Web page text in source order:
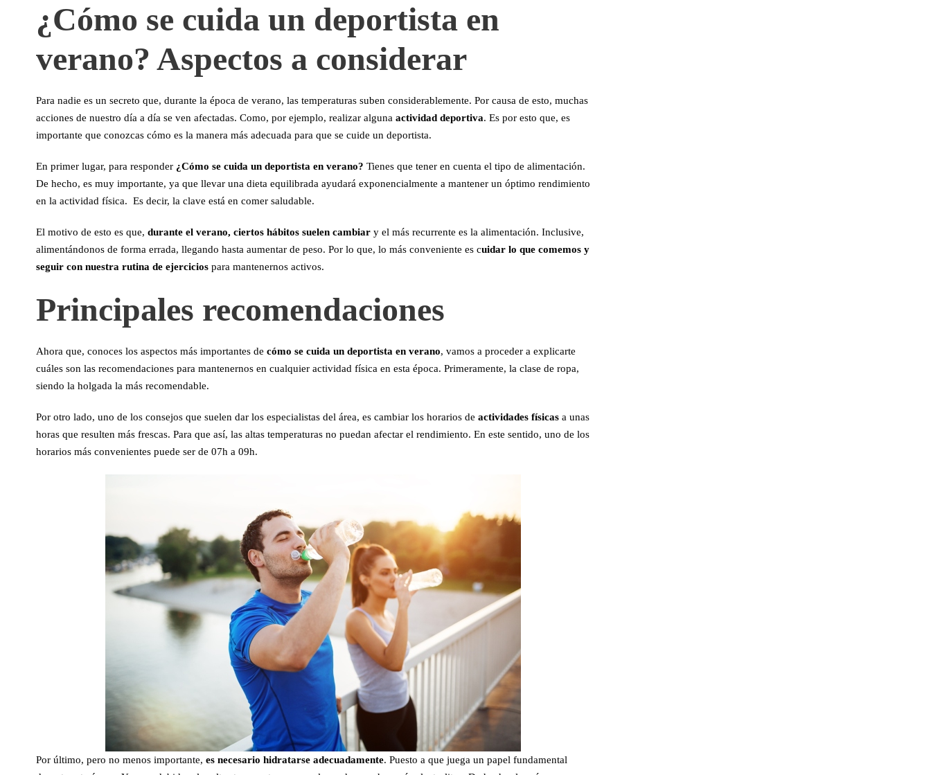
¿Cómo se cuida un deportista en
verano? Aspectos a considerar
Para nadie es un secreto que, durante la época de verano, las temperaturas suben considerablemente. Por causa de esto, muchas
acciones de nuestro día a día se ven afectadas. Como, por ejemplo, realizar alguna actividad deportiva. Es por esto que, es
importante que conozcas cómo es la manera más adecuada para que se cuide un deportista.
En primer lugar, para responder ¿Cómo se cuida un deportista en verano? Tienes que tener en cuenta el tipo de alimentación.
De hecho, es muy importante, ya que llevar una dieta equilibrada ayudará exponencialmente a mantener un óptimo rendimiento
en la actividad física. Es decir, la clave está en comer saludable.
El motivo de esto es que, durante el verano, ciertos hábitos suelen cambiar y el más recurrente es la alimentación. Inclusive,
alimentándonos de forma errada, llegando hasta aumentar de peso. Por lo que, lo más conveniente es cuidar lo que comemos y
seguir con nuestra rutina de ejercicios para mantenernos activos.
Principales recomendaciones
Ahora que, conoces los aspectos más importantes de cómo se cuida un deportista en verano, vamos a proceder a explicarte
cuáles son las recomendaciones para mantenernos en cualquier actividad física en esta época. Primeramente, la clase de ropa,
siendo la holgada la más recomendable.
Por otro lado, uno de los consejos que suelen dar los especialistas del área, es cambiar los horarios de actividades físicas a unas
horas que resulten más frescas. Para que así, las altas temperaturas no puedan afectar el rendimiento. En este sentido, uno de los
horarios más convenientes puede ser de 07h a 09h.
Por último, pero no menos importante, es necesario hidratarse adecuadamente. Puesto a que juega un papel fundamental